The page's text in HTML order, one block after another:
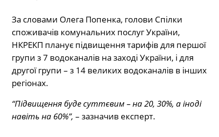
За словами Олега Попенка, голови Спілки
споживачів комунальних послуг України,
НКРЕКП планує підвищення тарифів для першої
групи з 7 водоканалів на заході України, і для
другої групи – з 14 великих водоканалів в інших
регіонах.
“Підвищення буде суттєвим – на 20, 30%, а іноді
навіть на 60%”, – зазначив експерт.